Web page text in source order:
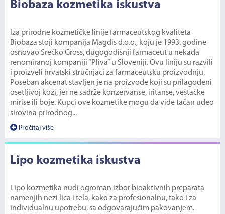
Biobaza kozmetika iskustva
Iza prirodne kozmetičke linije farmaceutskog kvaliteta
Biobaza stoji kompanija Magdis d.o.o., koju je 1993. godine
osnovao Srećko Gross, dugogodišnji farmaceut u nekada
renomiranoj kompaniji “Pliva” u Sloveniji. Ovu liniju su razvili
i proizveli hrvatski stručnjaci za farmaceutsku proizvodnju.
Poseban akcenat stavljen je na proizvode koji su prilagođeni
osetljivoj koži, jer ne sadrže konzervanse, iritanse, veštačke
mirise ili boje. Kupci ove kozmetike mogu da vide tačan udeo
sirovina prirodnog...
Pročitaj više
Lipo kozmetika iskustva
Lipo kozmetika nudi ogroman izbor bioaktivnih preparata
namenjih nezi lica i tela, kako za profesionalnu, tako i za
individualnu upotrebu, sa odgovarajućim pakovanjem.